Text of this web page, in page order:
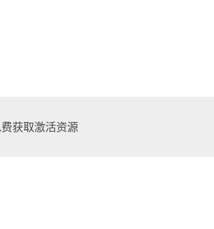
获取激活资源